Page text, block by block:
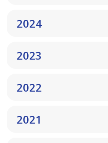
2024
2023
2022
2021